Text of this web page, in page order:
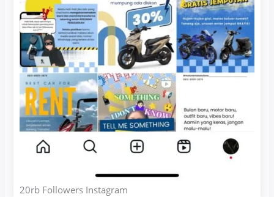
20rb Followers Instagram